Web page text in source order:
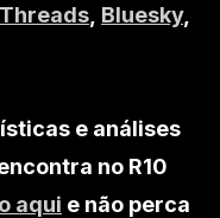
Threads Bluesky,
e análises
no R10
aqui e não perca